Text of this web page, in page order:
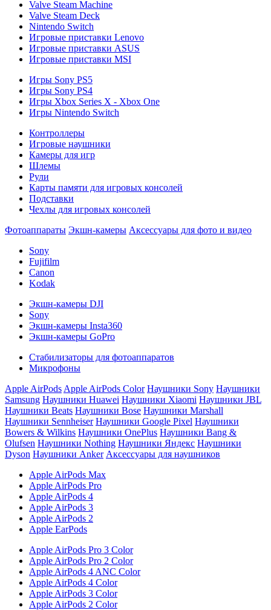
Valve Steam Machine
Valve Steam Deck
Nintendo Switch
Игровые приставки Lenovo
Игровые приставки ASUS
Игровые приставки MSI
Игры Sony PS5
Игры Sony PS4
Игры Xbox Series X - Xbox One
Игры Nintendo Switch
Контроллеры
Игровые наушники
Камеры для игр
Шлемы
Рули
Карты памяти для игровых консолей
Подставки
Чехлы для игровых консолей
Фотоаппараты Экшн-камеры Аксессуары для фото и видео
Sony
Fujifilm
Canon
Kodak
Экшн-камеры DJI
Sony
Экшн-камеры Insta360
Экшн-камеры GoPro
Стабилизаторы для фотоаппаратов
Микрофоны
Apple AirPods Apple AirPods Color Наушники Sony Наушники
Samsung Наушники Huawei Наушники Xiaomi Наушники JBL
Наушники Beats Наушники Bose Наушники Marshall
Наушники Sennheiser Наушники Google Pixel Наушники
Bowers & Wilkins Наушники OnePlus Наушники Bang &
Olufsen Наушники Nothing Наушники Яндекс Наушники
Dyson Наушники Anker Аксессуары для наушников
Apple AirPods Max
Apple AirPods Pro
Apple AirPods 4
Apple AirPods 3
Apple AirPods 2
Apple EarPods
Apple AirPods Pro 3 Color
Apple AirPods Pro 2 Color
Apple AirPods 4 ANC Color
Apple AirPods 4 Color
Apple AirPods 3 Color
Apple AirPods 2 Color